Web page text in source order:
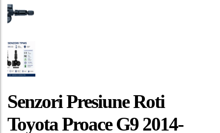
Senzori Presiune Roti
Toyota Proace G9 2014-